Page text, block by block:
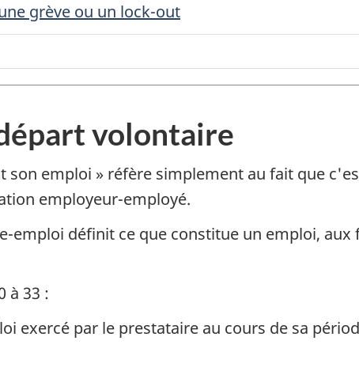
grève ou un lock-out
volontaire
son emploi » réfère simplement au fait que
employeur-employé.
emploi définit ce que constitue un emploi, aux
à 33 :
exercé par le prestataire au cours de sa